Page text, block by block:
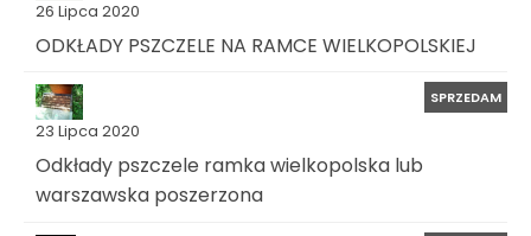
26 Lipca 2020
ODKŁADY PSZCZELE NA RAMCE WIELKOPOLSKIEJ
23 Lipca 2020
SPRZEDAM
Odkłady pszczele ramka wielkopolska lub
warszawska poszerzona